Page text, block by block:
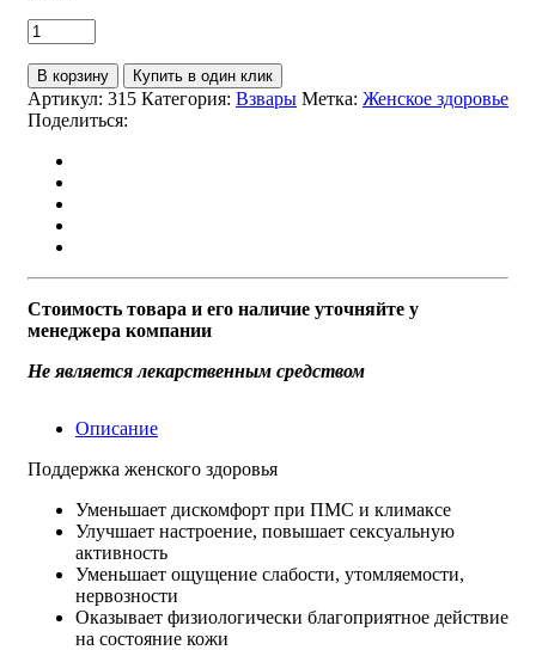
В корзину Купить в один клик
Артикул: 315 Категория: Взвары Метка: Женское здоровье
Поделиться:
Стоимость товара и его наличие уточняйте у
менеджера компании
Не является лекарственным средством
Описание
Поддержка женского здоровья
Уменьшает дискомфорт при ПМС и климаксе
Улучшает настроение, повышает сексуальную
активность
Уменьшает ощущение слабости, утомляемости,
нервозности
Оказывает физиологически благоприятное действие
на состояние кожи